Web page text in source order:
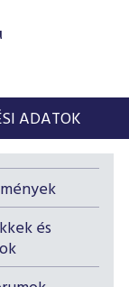
ADATOK
és